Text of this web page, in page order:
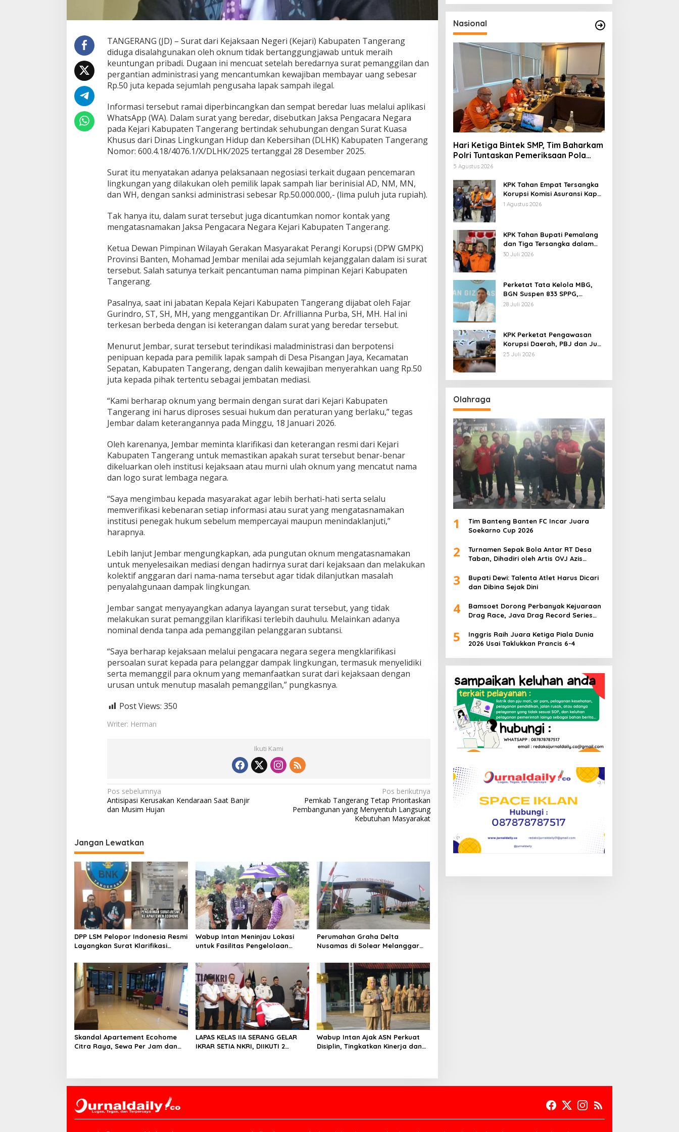
s
u
t
u
n
a
s
a
r
a
k
u
m
a
n
g
e
r
l
i
b
t
TANGERANG (JD) – Surat dari Kejaksaan Negeri (Kejari) Kabupaten Tangerang
diduga disalahgunakan oleh oknum tidak bertanggungjawab untuk meraih
keuntungan pribadi. Dugaan ini mencuat setelah beredarnya surat pemanggilan dan
pergantian administrasi yang mencantumkan kewajiban membayar uang sebesar
Rp.50 juta kepada sejumlah pengusaha lapak sampah ilegal.
Informasi tersebut ramai diperbincangkan dan sempat beredar luas melalui aplikasi
WhatsApp (WA). Dalam surat yang beredar, disebutkan Jaksa Pengacara Negara
pada Kejari Kabupaten Tangerang bertindak sehubungan dengan Surat Kuasa
Khusus dari Dinas Lingkungan Hidup dan Kebersihan (DLHK) Kabupaten Tangerang
Nomor: 600.4.18/4076.1/X/DLHK/2025 tertanggal 28 Desember 2025.
Surat itu menyatakan adanya pelaksanaan negosiasi terkait dugaan pencemaran
lingkungan yang dilakukan oleh pemilik lapak sampah liar berinisial AD, NM, MN,
dan WH, dengan sanksi administrasi sebesar Rp.50.000.000,- (lima puluh juta rupiah).
Tak hanya itu, dalam surat tersebut juga dicantumkan nomor kontak yang
mengatasnamakan Jaksa Pengacara Negara Kejari Kabupaten Tangerang.
Ketua Dewan Pimpinan Wilayah Gerakan Masyarakat Perangi Korupsi (DPW GMPK)
Provinsi Banten, Mohamad Jembar menilai ada sejumlah kejanggalan dalam isi surat
tersebut. Salah satunya terkait pencantuman nama pimpinan Kejari Kabupaten
Tangerang.
Pasalnya, saat ini jabatan Kepala Kejari Kabupaten Tangerang dijabat oleh Fajar
Gurindro, ST, SH, MH, yang menggantikan Dr. Afrillianna Purba, SH, MH. Hal ini
terkesan berbeda dengan isi keterangan dalam surat yang beredar tersebut.
Menurut Jembar, surat tersebut terindikasi maladministrasi dan berpotensi
penipuan kepada para pemilik lapak sampah di Desa Pisangan Jaya, Kecamatan
Sepatan, Kabupaten Tangerang, dengan dalih kewajiban menyerahkan uang Rp.50
juta kepada pihak tertentu sebagai jembatan mediasi.
“Kami berharap oknum yang bermain dengan surat dari Kejari Kabupaten
Tangerang ini harus diproses sesuai hukum dan peraturan yang berlaku,” tegas
Jembar dalam keterangannya pada Minggu, 18 Januari 2026.
Oleh karenanya, Jembar meminta klarifikasi dan keterangan resmi dari Kejari
Kabupaten Tangerang untuk memastikan apakah surat tersebut benar-benar
dikeluarkan oleh institusi kejaksaan atau murni ulah oknum yang mencatut nama
dan logo surat lembaga negara.
“Saya mengimbau kepada masyarakat agar lebih berhati-hati serta selalu
memverifikasi kebenaran setiap informasi atau surat yang mengatasnamakan
institusi penegak hukum sebelum mempercayai maupun menindaklanjuti,”
harapnya.
Lebih lanjut Jembar mengungkapkan, ada pungutan oknum mengatasnamakan
untuk menyelesaikan mediasi dengan hadirnya surat dari kejaksaan dan melakukan
kolektif anggaran dari nama-nama tersebut agar tidak dilanjutkan masalah
penyalahgunaan dampak lingkungan.
Jembar sangat menyayangkan adanya layangan surat tersebut, yang tidak
melakukan surat pemanggilan klarifikasi terlebih dauhulu. Melainkan adanya
nominal denda tanpa ada pemanggilan pelanggaran subtansi.
“Saya berharap kejaksaan melalui pengacara negara segera mengklarifikasi
persoalan surat kepada para pelanggar dampak lingkungan, termasuk menyelidiki
serta memanggil para oknum yang memanfaatkan surat dari kejaksaan dengan
urusan untuk menutup masalah pemanggilan,” pungkasnya.
Post Views: 350
Writer: Herman
Ikuti Kami
N
a
i
g
a
s
i
p
o
s
Pos sebelumnya
Antisipasi Kerusakan Kendaraan Saat Banjir
dan Musim Hujan
Pos berikutnya
Pemkab Tangerang Tetap Prioritaskan
Pembangunan yang Menyentuh Langsung
Kebutuhan Masyarakat
Jangan Lewatkan
DPP LSM Pelopor Indonesia Resmi
Layangkan Surat Klarifikasi
BNK
Wabup Intan Meninjau Lokasi
untuk Fasilitas Pengelolaan
Perumahan Graha Delta
Nusamas di Solear Melanggar
PSU
Skandal Apartement Ecohome
Citra Raya, Sewa Per Jam dan
LAPAS KELAS IIA SERANG GELAR
IKRAR SETIA NKRI, DIIKUTI 2
Wabup Intan Ajak ASN Perkuat
Disiplin, Tingkatkan Kinerja dan
Nasional
Hari Ketiga Bintek SMP, Tim Baharkam
Polri Tuntaskan Pemeriksaan Pola
Pengamanan Pertamina Patra Niaga
5 Agustus 2026
KPK Tahan Empat Tersangka
Korupsi Komisi Asuransi Kapal
PT Pelni
1 Agustus 2026
KPK Tahan Bupati Pemalang
dan Tiga Tersangka dalam
Kasus Dugaan Pemerasan
30 Juli 2026
Perketat Tata Kelola MBG,
BGN Suspen 833 SPPG,
Ratusan Di Antaranya
28 Juli 2026
KPK Perketat Pengawasan
Korupsi Daerah, PBJ dan Jual
Beli Jabatan Jadi Target
25 Juli 2026
Olahraga
1
Tim Banteng Banten FC Incar Juara
Soekarno Cup 2026
2
Turnamen Sepak Bola Antar RT Desa
Taban, Dihadiri oleh Artis OVJ Azis
3
Bupati Dewi: Talenta Atlet Harus Dicari
dan Dibina Sejak Dini
4
Bamsoet Dorong Perbanyak Kejuaraan
Drag Race, Java Drag Record Series
Muda
5
Inggris Raih Juara Ketiga Piala Dunia
2026 Usai Taklukkan Prancis 6-4